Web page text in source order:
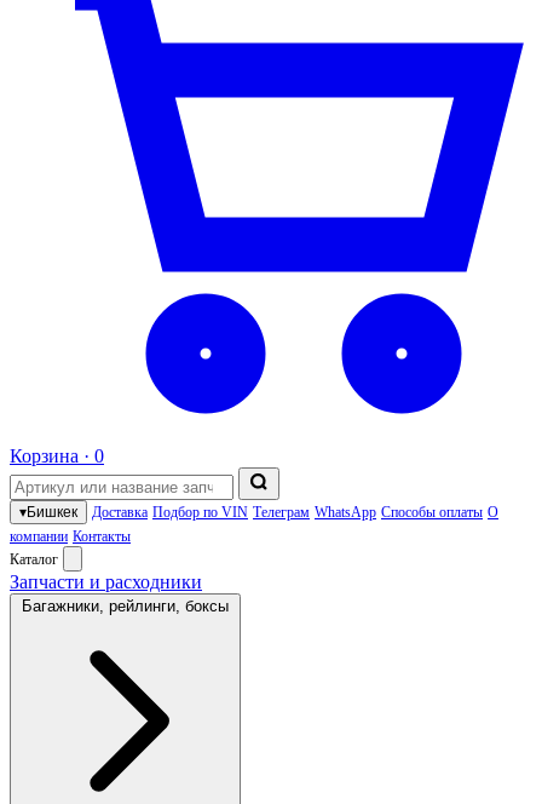
Корзина · 0
▾Бишкек Доставка Подбор по VIN Телеграм WhatsApp Способы оплаты О
компании Контакты
Каталог
Запчасти и расходники
Багажники, рейлинги, боксы